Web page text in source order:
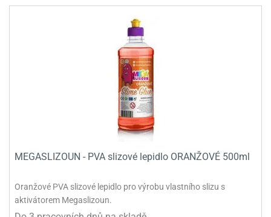
MEGASLIZOUN - PVA slizové lepidlo ORANŽOVÉ 500ml
Oranžové PVA slizové lepidlo pro výrobu vlastního slizu s
aktivátorem Megaslizoun.